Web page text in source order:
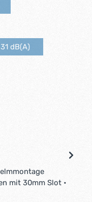
nicht verfügbar.)
Option ist zurzeit nicht
ist zurzeit nicht verfügbar.)
31 dB(A)
(Diese Option ist zurzeit
mit 30mm Slot •